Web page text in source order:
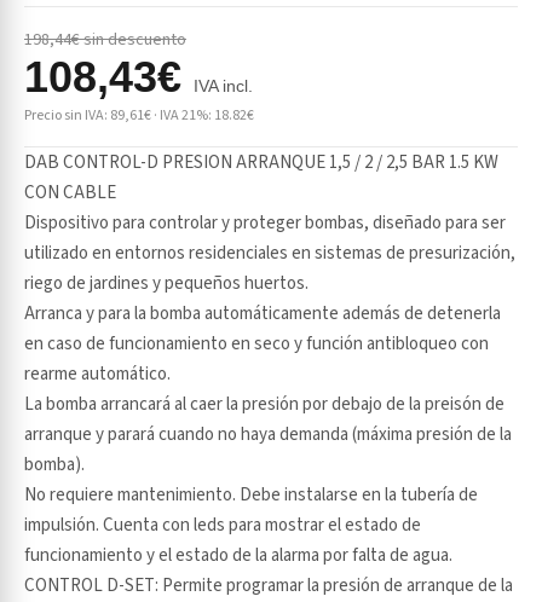
198,44€ sin descuento
108,43€ IVA incl.
Precio sin IVA: 89,61€ · IVA 21%: 18.82€
DAB CONTROL-D PRESION ARRANQUE 1,5 / 2 / 2,5 BAR 1.5 KW
CON CABLE
Dispositivo para controlar y proteger bombas, diseñado para ser
utilizado en entornos residenciales en sistemas de presurización,
riego de jardines y pequeños huertos.
Arranca y para la bomba automáticamente además de detenerla
en caso de funcionamiento en seco y función antibloqueo con
rearme automático.
La bomba arrancará al caer la presión por debajo de la preisón de
arranque y parará cuando no haya demanda (máxima presión de la
bomba).
No requiere mantenimiento. Debe instalarse en la tubería de
impulsión. Cuenta con leds para mostrar el estado de
funcionamiento y el estado de la alarma por falta de agua.
CONTROL D-SET: Permite programar la presión de arranque de la